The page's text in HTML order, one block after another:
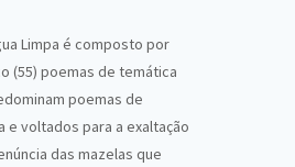
Limpa é composto por
(55) poemas de temática
poemas de
e voltados para a exaltação
das mazelas que